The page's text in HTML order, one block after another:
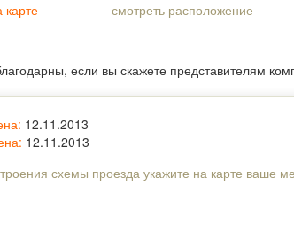
карте
смотреть расположение
если вы скажете представителям
12.11.2013
12.11.2013
схемы проезда укажите на карте ваше